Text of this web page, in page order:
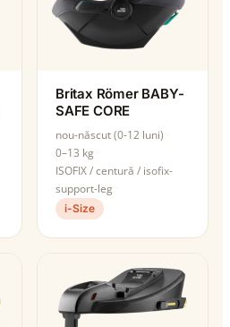
Britax Römer BABY-
SAFE CORE
nou-născut (0-12 luni)
0–13 kg
ISOFIX / centură / isofix-
support-leg
i-Size